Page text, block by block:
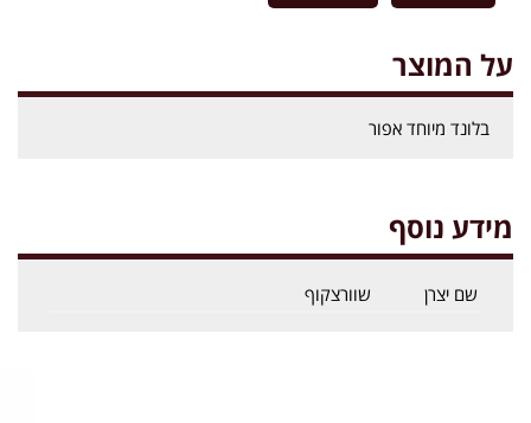
על המוצר
בלונד מיוחד אפור
מידע נוסף
שם יצרן שוורצקוף